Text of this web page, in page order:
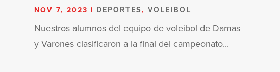
NOV 7, 2023 | DEPORTES,VOLEIBOL
Nuestros alumnos del equipo de voleibol de Damas
y Varones clasificaron a la final del campeonato...